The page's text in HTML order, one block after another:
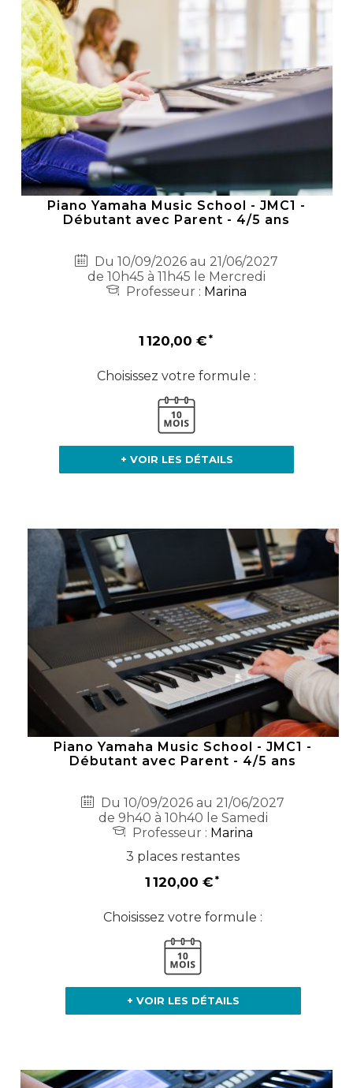
Piano Yamaha Music School - JMC1 -
Débutant avec Parent - 4/5 ans
Du 10/09/2026 au 21/06/2027
de 10h45 à 11h45 le Mercredi
Professeur : Marina
1 120,00 €
Choisissez votre formule :
+ VOIR LES DÉTAILS
Piano Yamaha Music School - JMC1 -
Débutant avec Parent - 4/5 ans
Du 10/09/2026 au 21/06/2027
de 9h40 à 10h40 le Samedi
Professeur : Marina
3 places restantes
1 120,00 €
Choisissez votre formule :
+ VOIR LES DÉTAILS